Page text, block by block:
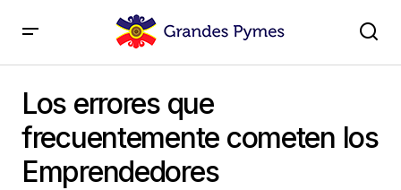
Los errores que
frecuentemente cometen los
Emprendedores